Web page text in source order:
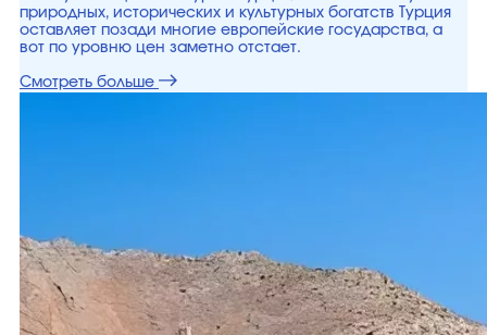
природных, исторических и культурных богатств Турция
оставляет позади многие европейские государства, а
вот по уровню цен заметно отстает.
Смотреть больше